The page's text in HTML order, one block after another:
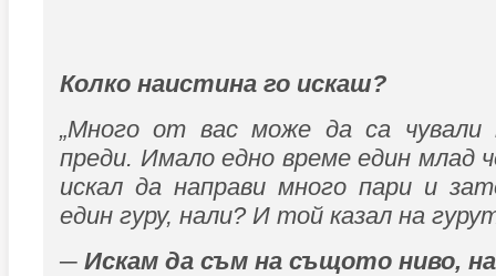
Колко наистина го искаш?
„Много от вас може да са чували
преди. Имало едно време един млад
искал да направи много пари и
един гуру, нали? И той казал на
─ Искам да съм на същото ниво,